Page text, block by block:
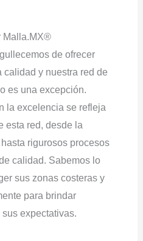
Malla.MX®
de ofrecer
calidad y nuestra red de
es una excepción.
la excelencia se refleja
esta red, desde la
rigurosos procesos
calidad. Sabemos lo
sus zonas costeras y
para brindar
expectativas.